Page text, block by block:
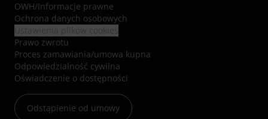
OWH/Informacje prawne
Ochrona danych osobowych
Prawo zwrotu
Proces zamawiania/umowa kupna
Odpowiedzialność cywilna
Oświadczenie o dostępności
Odstąpienie od umowy